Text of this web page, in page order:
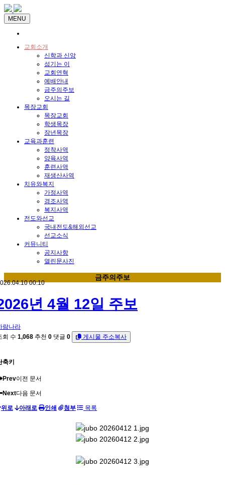
MENU
교회소개
신학과 신앙
섬기는 이
교회연혁
예배안내
금주의주보
오시는 길
목장교회
목장교회
학생목장
장년목장
교육과훈련
정착사역
양육사역
훈련사역
재생산사역
치유와복지
가정사역
경조사역
복지사역
전도와선교
국내전도&해외선교
선교소식
커뮤니티
공지사항
열린문사진
금주의주보
00:10
년 4월 12일 주보
람나라
회 수 1,068 추천 0 댓글 0 게시물 주소복사
축키
Prev이전 문서
Next다음 문서
위로 아래로 인쇄 첨부 목록